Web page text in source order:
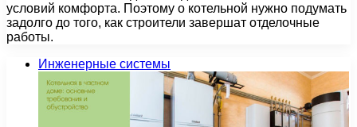
условий комфорта. Поэтому о котельной нужно подумать
задолго до того, как строители завершат отделочные
работы.
Инженерные системы